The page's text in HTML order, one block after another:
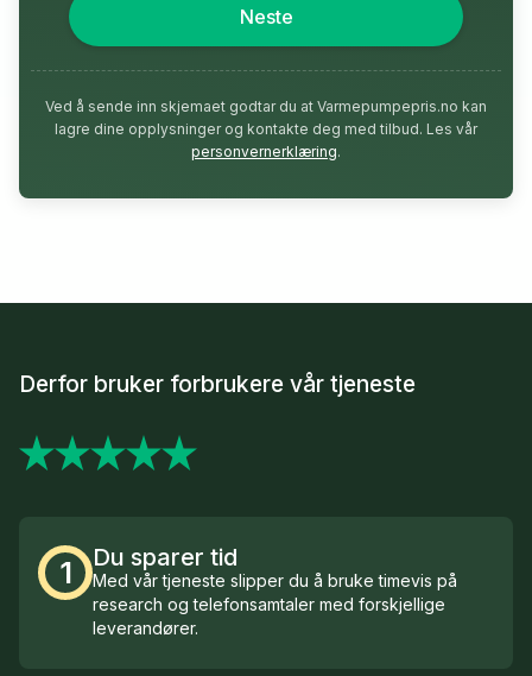
Neste
Ved å sende inn skjemaet godtar du at Varmepumpepris.no kan
lagre dine opplysninger og kontakte deg med tilbud. Les vår
personvernerklæring.
Derfor bruker forbrukere vår tjeneste
1 Du sparer tid
Med vår tjeneste slipper du å bruke timevis på
research og telefonsamtaler med forskjellige
leverandører.